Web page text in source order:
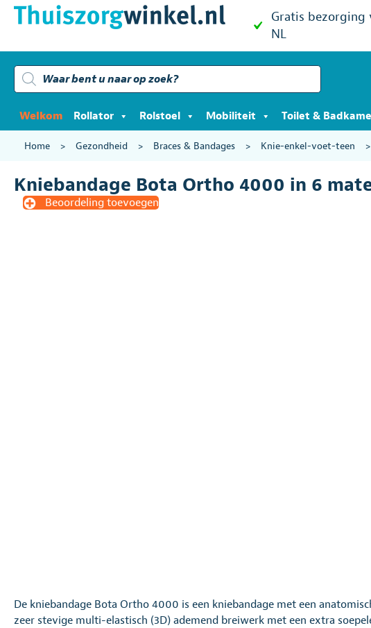
Gratis bezorging
NL
Producten
zoeken
Welkom Rollator Rolstoel Mobiliteit Toilet &
Home > Gezondheid > Braces & Bandages > Knie-enkel-voet-teen >
Kniebandage Bota Ortho 4000 in 6
Beoordeling toevoegen
De kniebandage Bota Ortho 4000 is een kniebandage met een
zeer stevige multi-elastisch (3D) ademend breiwerk met een extra